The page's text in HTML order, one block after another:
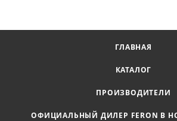
ГЛАВНАЯ
КАТАЛОГ
ПРОИЗВОДИТЕЛИ
ОФИЦИАЛЬНЫЙ ДИЛЕР FERON В